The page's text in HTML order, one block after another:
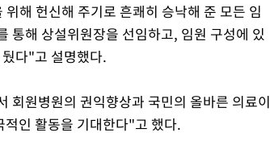
해 헌신해 주기로 흔쾌히 승낙해 준 모든 임
통해 상설위원장을 선임하고, 임원 구성에 있
다"고 설명했다.
회원병원의 권익향상과 국민의 올바른 의료이
인 활동을 기대한다"고 했다.